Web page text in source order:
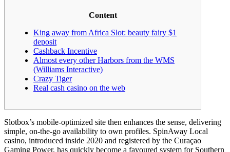
Content
King away from Africa Slot: beauty fairy $1
deposit
Cashback Incentive
Almost every other Harbors from the WMS
(Williams Interactive)
Crazy Tiger
Real cash casino on the web
Slotbox’s mobile-optimized site then enhances the sense, delivering
simple, on-the-go availability to own profiles. SpinAway Local
casino, introduced inside 2020 and registered by the Curaçao
Gaming Power, has quickly become a favoured system for Southern